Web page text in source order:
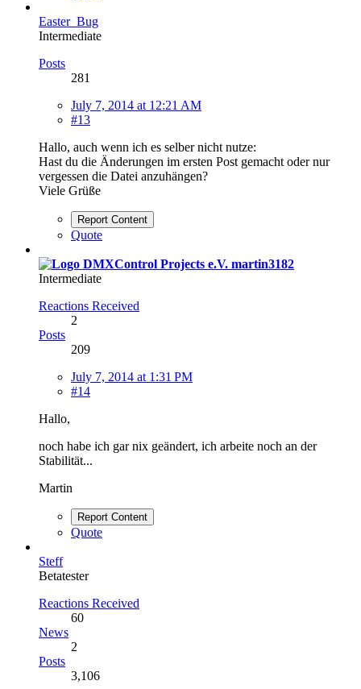
Easter_Bug
Intermediate
Posts
281
July 7, 2014 at 12:21 AM
#13
Hallo, auch wenn ich es selber nicht nutze:
Hast du die Änderungen im ersten Post gemacht oder nur
vergessen die Datei anzuhängen?
Viele Grüße
Report Content
Quote
martin3182
Intermediate
Reactions Received
2
Posts
209
July 7, 2014 at 1:31 PM
#14
Hallo,
noch habe ich gar nix geändert, ich arbeite noch an der
Stabilität...
Martin
Report Content
Quote
Steff
Betatester
Reactions Received
60
News
2
Posts
3,106